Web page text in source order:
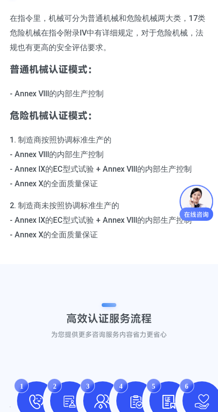
在指令里，机械可分为普通机械和危险机械两大类，17类
危险机械在指令附录Ⅳ中有详细规定，对于危险机械，法
规也有更高的安全评估要求。
普通机械认证模式：
- Annex VIII的内部生产控制
危险机械认证模式：
1. 制造商按照协调标准生产的
- Annex VIII的内部生产控制
- Annex IX的EC型式试验 + Annex VIII的内部生产控制
- Annex X的全面质量保证
2. 制造商未按照协调标准生产的
- Annex IX的EC型式试验 + Annex VIII的内部生产控制
- Annex X的全面质量保证
高效认证服务流程
为您提供更多咨询服务内容省力更省心
1 2 3 4 5 6